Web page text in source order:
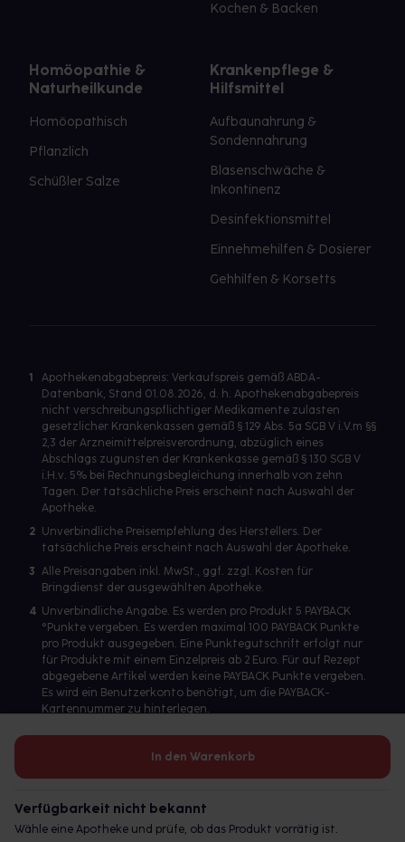
In den Warenkorb
Verfügbarkeit nicht bekannt
Wähle eine Apotheke und prüfe, ob das Produkt vorrätig ist.
Kochen & Backen
Homöopathie &
Naturheilkunde
Homöopathisch
Pflanzlich
Schüßler Salze
Krankenpflege &
Hilfsmittel
Aufbaunahrung &
Sondennahrung
Blasenschwäche &
Inkontinenz
Desinfektionsmittel
Einnehmehilfen & Dosierer
Gehhilfen & Korsetts
1
Apothekenabgabepreis: Verkaufspreis gemäß ABDA-
Datenbank, Stand 01.08.2026, d. h. Apothekenabgabepreis
nicht verschreibungspflichtiger Medikamente zulasten
gesetzlicher Krankenkassen gemäß § 129 Abs. 5a SGB V i.V.m §§
2,3 der Arzneimittelpreisverordnung, abzüglich eines
Abschlags zugunsten der Krankenkasse gemäß § 130 SGB V
i.H.v. 5% bei Rechnungsbegleichung innerhalb von zehn
Tagen. Der tatsächliche Preis erscheint nach Auswahl der
Apotheke.
2 Unverbindliche Preisempfehlung des Herstellers. Der
tatsächliche Preis erscheint nach Auswahl der Apotheke.
3 Alle Preisangaben inkl. MwSt., ggf. zzgl. Kosten für
Bringdienst der ausgewählten Apotheke.
4 Unverbindliche Angabe. Es werden pro Produkt 5 PAYBACK
°Punkte vergeben. Es werden maximal 100 PAYBACK Punkte
pro Produkt ausgegeben. Eine Punktegutschrift erfolgt nur
für Produkte mit einem Einzelpreis ab 2 Euro. Für auf Rezept
abgegebene Artikel werden keine PAYBACK Punkte vergeben.
Es wird ein Benutzerkonto benötigt, um die PAYBACK-
Kartennummer zu hinterlegen.
Betreiber des Portals und verantwortlich: gesund.de GmbH &
© 2026 gesund.de GmbH & Co. KG